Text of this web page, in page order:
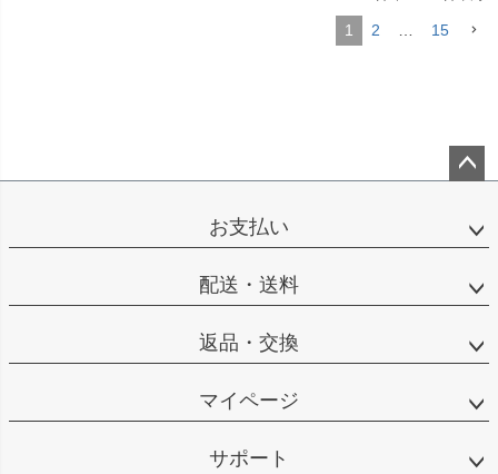
1 2 15
ップ
お支払い
配送・送料
返品・交換
マイページ
サポート